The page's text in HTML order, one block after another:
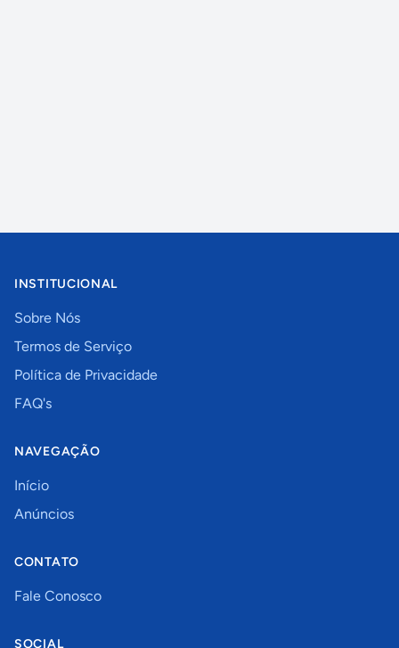
INSTITUCIONAL
Sobre Nós
Termos de Serviço
Política de Privacidade
FAQ's
NAVEGAÇÃO
Início
Anúncios
CONTATO
Fale Conosco
SOCIAL